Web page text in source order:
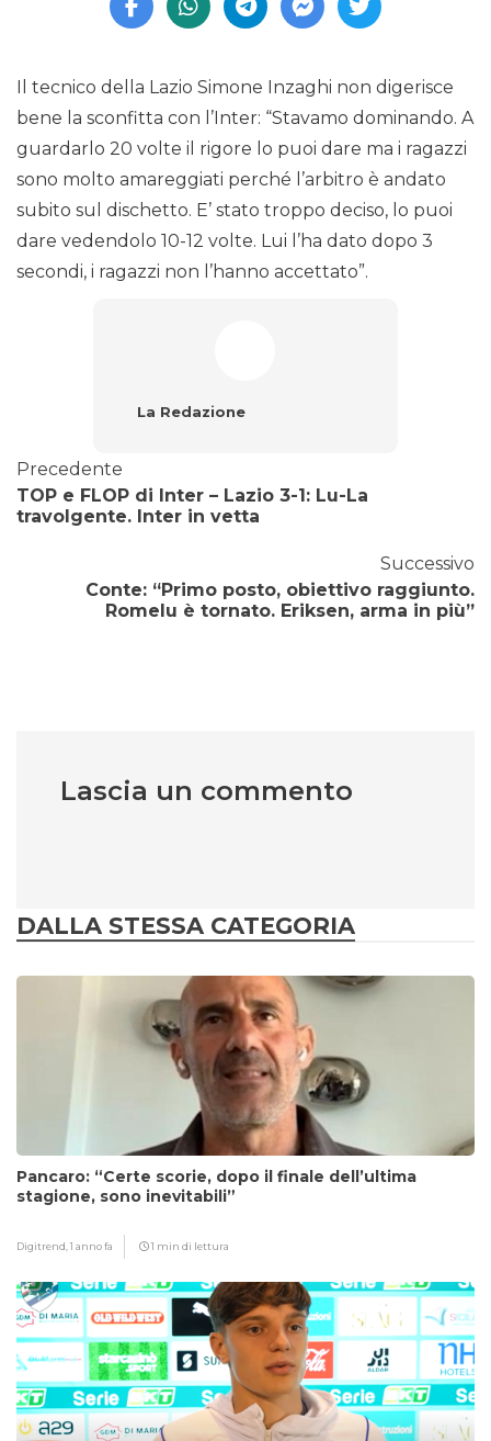
Il tecnico della Lazio Simone Inzaghi non digerisce
bene la sconfitta con l’Inter: “Stavamo dominando. A
guardarlo 20 volte il rigore lo puoi dare ma i ragazzi
sono molto amareggiati perché l’arbitro è andato
subito sul dischetto. E’ stato troppo deciso, lo puoi
dare vedendolo 10-12 volte. Lui l’ha dato dopo 3
secondi, i ragazzi non l’hanno accettato”.
La Redazione
Precedente
TOP e FLOP di Inter – Lazio 3-1: Lu-La
travolgente. Inter in vetta
Successivo
Conte: “Primo posto, obiettivo raggiunto.
Romelu è tornato. Eriksen, arma in più”
Lascia un commento
DALLA STESSA CATEGORIA
Pancaro: “Certe scorie, dopo il finale dell’ultima
stagione, sono inevitabili”
Digitrend,1 anno fa 1 min di lettura